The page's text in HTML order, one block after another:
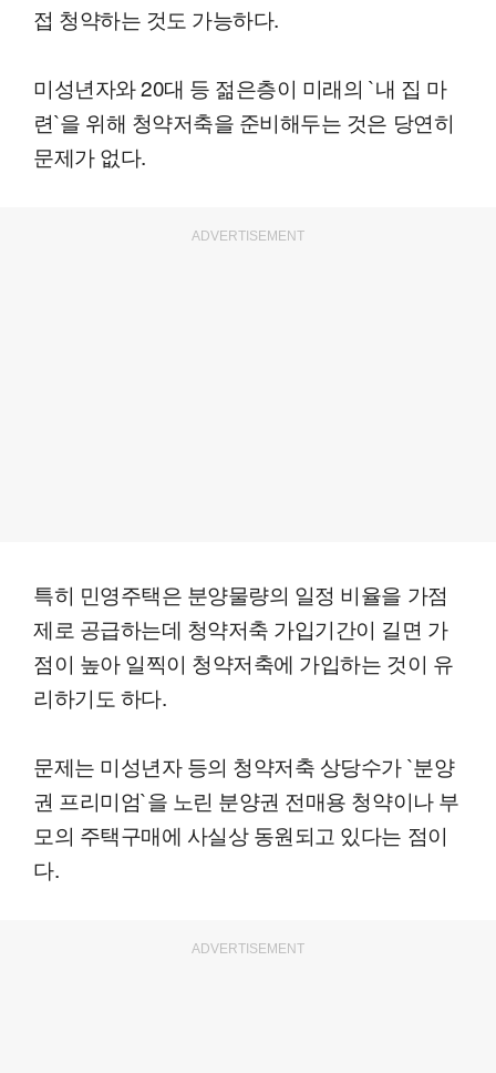
접 청약하는 것도 가능하다.
미성년자와 20대 등 젊은층이 미래의 `내 집 마
련`을 위해 청약저축을 준비해두는 것은 당연히
문제가 없다.
ADVERTISEMENT
특히 민영주택은 분양물량의 일정 비율을 가점
제로 공급하는데 청약저축 가입기간이 길면 가
점이 높아 일찍이 청약저축에 가입하는 것이 유
리하기도 하다.
문제는 미성년자 등의 청약저축 상당수가 `분양
권 프리미엄`을 노린 분양권 전매용 청약이나 부
모의 주택구매에 사실상 동원되고 있다는 점이
다.
ADVERTISEMENT